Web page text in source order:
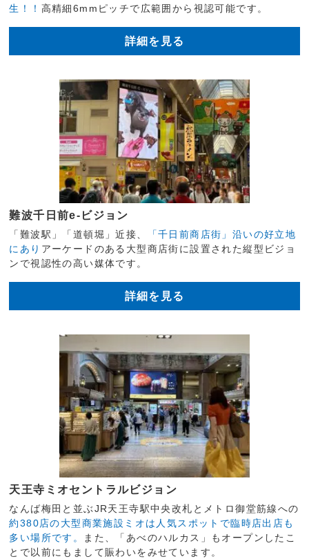
生！！ 高精細6mmピッチで広範囲から視認可能です。
詳細を見る
難波千日前e-ビジョン
「難波駅」「道頓堀」近接、
「千日前商店街」沿いの好立地
にあり アーケードのある大型商店街に設置された縦型ビジョ
ンで視認性の高い媒体です。
詳細を見る
天王寺ミオセントラルビジョン
なんば梅田と並ぶJR天王寺駅中央改札とメトロ御堂筋線への
約380店の大型商業施設ミオは人気スポットで臨時店出店も
多い場所です。
また、「あべのハルカス」もオープンしたこ
とで以前にもまして賑わいをみせています。